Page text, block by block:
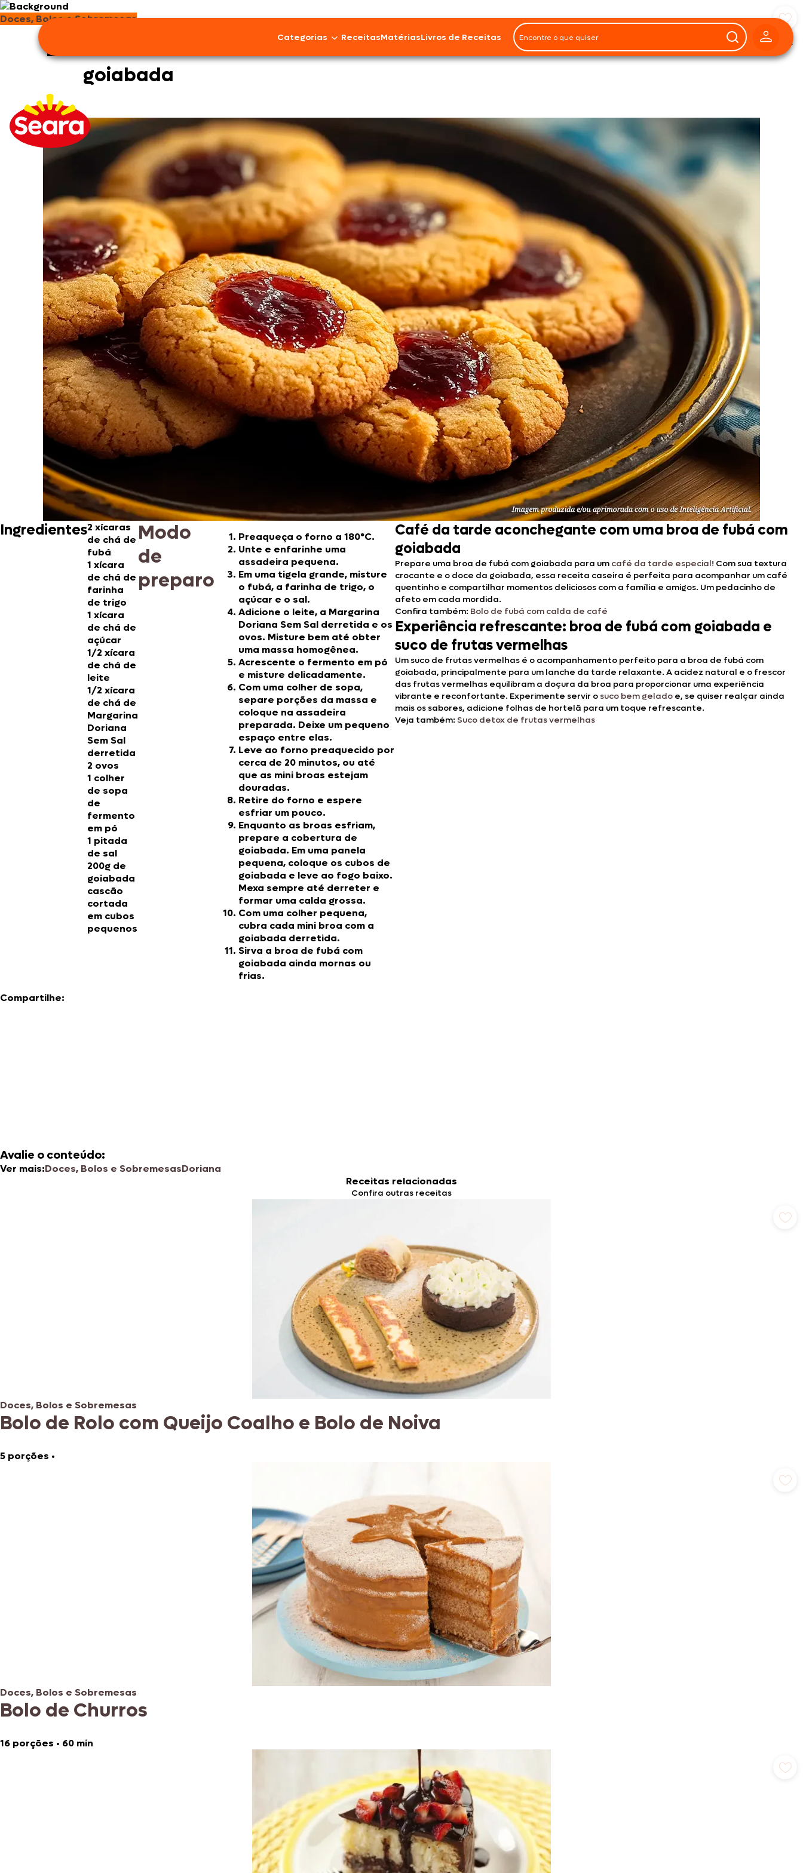
Categorias
Carnes Suínas
Aves
Frios e Embutidos
Peixes e Frutos do Mar
100% Vegetal
Doces, Bolos e Sobremesas
Pães e Massas
Bebidas
Entrevistas
ReceitasMatériasLivros de Receitas
Doces, Bolos e Sobremesas
Broa de fubá com
goiabada
Rendimento
porções
Preparo
40
minutos
Ingredientes2 xícaras
de chá de
fubá
1 xícara
de chá de
farinha
de trigo
1 xícara
de chá de
açúcar
1/2 xícara
de chá de
leite
1/2 xícara
de chá de
Margarina
Doriana
Sem Sal
derretida
2 ovos
1 colher
de sopa
de
fermento
em pó
1 pitada
de sal
200g de
goiabada
cascão
cortada
em cubos
pequenos
Modo
de
preparo
Preaqueça o forno a 180°C.
Unte e enfarinhe uma
assadeira pequena.
Em uma tigela grande, misture
o fubá, a farinha de trigo, o
açúcar e o sal.
Adicione o leite, a Margarina
Doriana Sem Sal derretida e os
ovos. Misture bem até obter
uma massa homogênea.
Acrescente o fermento em pó
e misture delicadamente.
Com uma colher de sopa,
separe porções da massa e
coloque na assadeira
preparada. Deixe um pequeno
espaço entre elas.
Leve ao forno preaquecido por
cerca de 20 minutos, ou até
que as mini broas estejam
douradas.
Retire do forno e espere
esfriar um pouco.
Enquanto as broas esfriam,
prepare a cobertura de
goiabada. Em uma panela
pequena, coloque os cubos de
goiabada e leve ao fogo baixo.
Mexa sempre até derreter e
formar uma calda grossa.
Com uma colher pequena,
cubra cada mini broa com a
goiabada derretida.
Sirva a broa de fubá com
goiabada ainda mornas ou
frias.
Café da tarde aconchegante com uma broa de fubá com
goiabada
Prepare uma broa de fubá com goiabada para um café da tarde especial! Com sua textura
crocante e o doce da goiabada, essa receita caseira é perfeita para acompanhar um café
quentinho e compartilhar momentos deliciosos com a família e amigos. Um pedacinho de
afeto em cada mordida.
Confira também: Bolo de fubá com calda de café
Experiência refrescante: broa de fubá com goiabada e
suco de frutas vermelhas
Um suco de frutas vermelhas é o acompanhamento perfeito para a broa de fubá com
goiabada, principalmente para um lanche da tarde relaxante. A acidez natural e o frescor
das frutas vermelhas equilibram a doçura da broa para proporcionar uma experiência
vibrante e reconfortante. Experimente servir o suco bem gelado e, se quiser realçar ainda
mais os sabores, adicione folhas de hortelã para um toque refrescante.
Veja também: Suco detox de frutas vermelhas
Compartilhe:
Avalie o conteúdo:
Ver mais:Doces, Bolos e SobremesasDoriana
Receitas relacionadas
Confira outras receitas
Doces, Bolos e Sobremesas
Bolo de Rolo com Queijo Coalho e Bolo de Noiva
5 porções •
Doces, Bolos e Sobremesas
Bolo de Churros
16 porções • 60 min